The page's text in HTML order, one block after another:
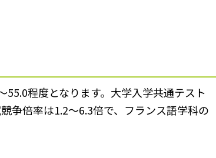
程度となります。大学入学共通テスト
争倍率は1.2～6.3倍で、フランス語学科の